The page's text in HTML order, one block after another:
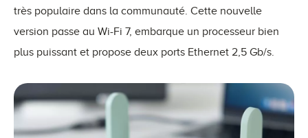
très populaire dans la communauté. Cette nouvelle
version passe au Wi-Fi 7, embarque un processeur bien
plus puissant et propose deux ports Ethernet 2,5 Gb/s.